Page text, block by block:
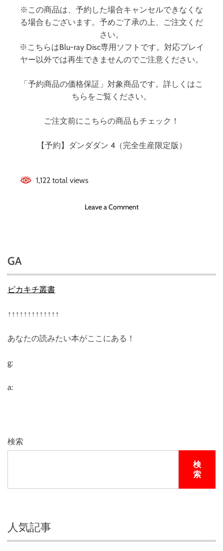
※この商品は、予約した場合キャンセルできなくな
る場合もございます。予めご了承の上、ご注文くだ
さい。
※こちらはBlu-ray Disc専用ソフトです。対応プレイ
ヤー以外では再生できませんのでご注意ください。
「予約商品の価格保証」対象商品です。詳しくはこ
ちらをご覧ください。
ご注文前にこちらの商品もチェック！
【予約】ダンダダン 4（完全生産限定版）
1,122 total views
Leave a Commento
ン
ク
GA
ピカキチ叢書
↑↑↑↑↑↑↑↑↑↑↑↑↑
あなたの読みたい本がここにある！
g:
a:
検索
検
索
人気記事